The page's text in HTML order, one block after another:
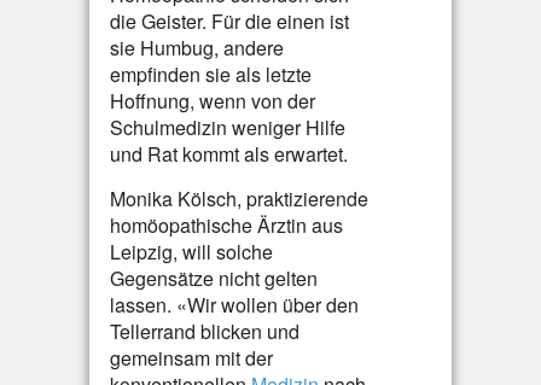
die Geister. Für die einen ist
sie Humbug, andere
empfinden sie als letzte
Hoffnung, wenn von der
Schulmedizin weniger Hilfe
und Rat kommt als erwartet.
Monika Kölsch, praktizierende
homöopathische Ärztin aus
Leipzig, will solche
Gegensätze nicht gelten
lassen. «Wir wollen über den
Tellerrand blicken und
gemeinsam mit der